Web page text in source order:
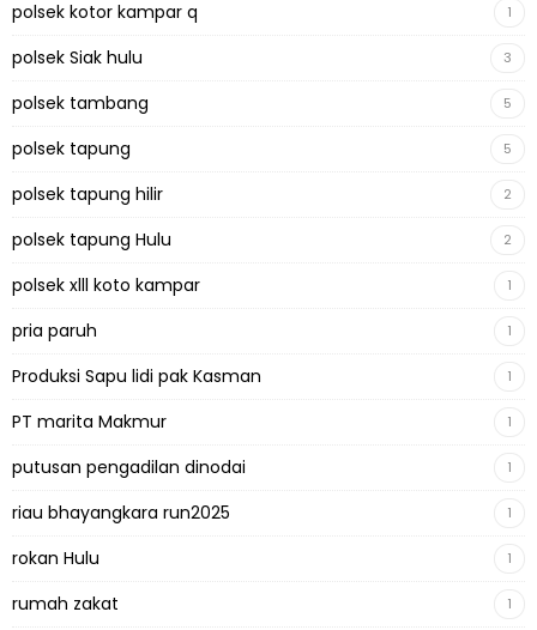
polsek kotor kampar q 1
polsek Siak hulu 3
polsek tambang 5
polsek tapung 5
polsek tapung hilir 2
polsek tapung Hulu 2
polsek xlll koto kampar 1
pria paruh 1
Produksi Sapu lidi pak Kasman 1
PT marita Makmur 1
putusan pengadilan dinodai 1
riau bhayangkara run2025 1
rokan Hulu 1
rumah zakat 1